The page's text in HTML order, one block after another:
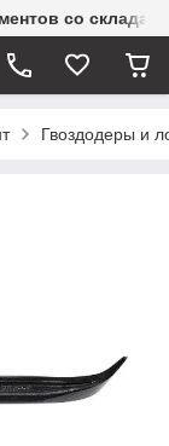
со склада
Гвоздодеры и